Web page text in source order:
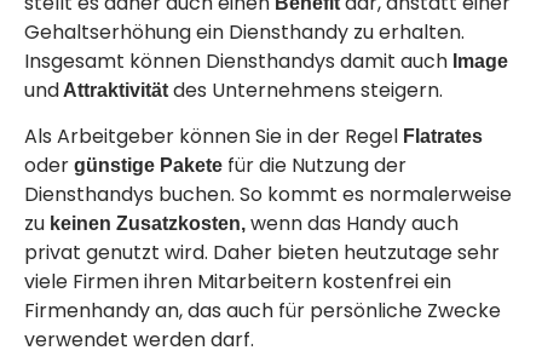
Gehaltserhöhung ein Diensthandy zu erhalten.
Insgesamt können Diensthandys damit auch Image
und Attraktivität des Unternehmens steigern.
Als Arbeitgeber können Sie in der Regel Flatrates
oder günstige Pakete für die Nutzung der
Diensthandys buchen. So kommt es normalerweise
zu keinen Zusatzkosten, wenn das Handy auch
privat genutzt wird. Daher bieten heutzutage sehr
viele Firmen ihren Mitarbeitern kostenfrei ein
Firmenhandy an, das auch für persönliche Zwecke
verwendet werden darf.